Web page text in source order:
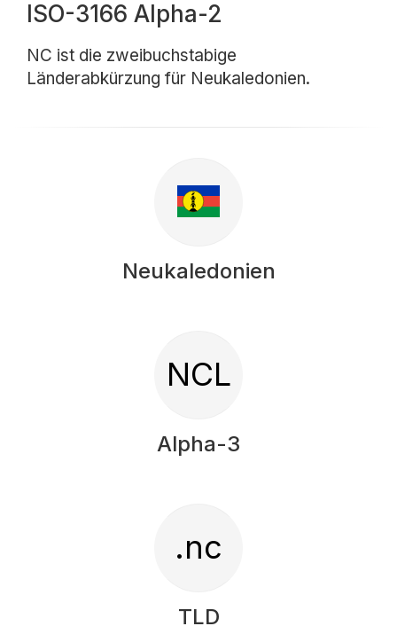
ISO-3166 Alpha-2
NC ist die zweibuchstabige
Länderabkürzung für Neukaledonien.
Neukaledonien
NCL
Alpha-3
.nc
TLD